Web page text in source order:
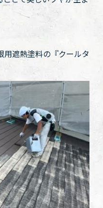
遮熱塗料の『クールタ